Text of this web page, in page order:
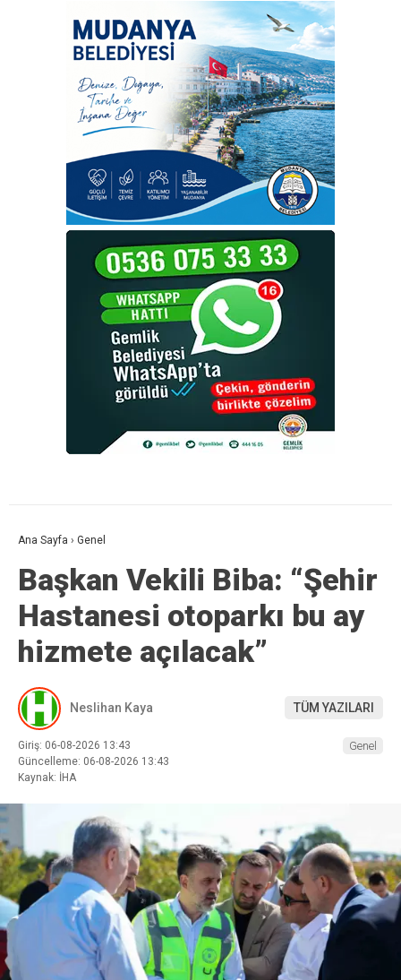
Ana Sayfa › Genel
Başkan Vekili Biba: “Şehir
Hastanesi otoparkı bu ay
hizmete açılacak”
Neslihan Kaya TÜM YAZILARI
Giriş: 06-08-2026 13:43
Güncelleme: 06-08-2026 13:43
Kaynak: İHA
Genel